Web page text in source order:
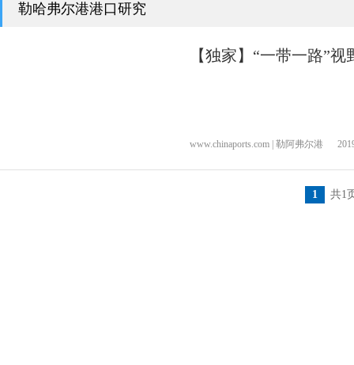
勒哈弗尔港港口研究
【独家】“一带一路”
www.chinaports.com | 勒阿弗尔港
1 共